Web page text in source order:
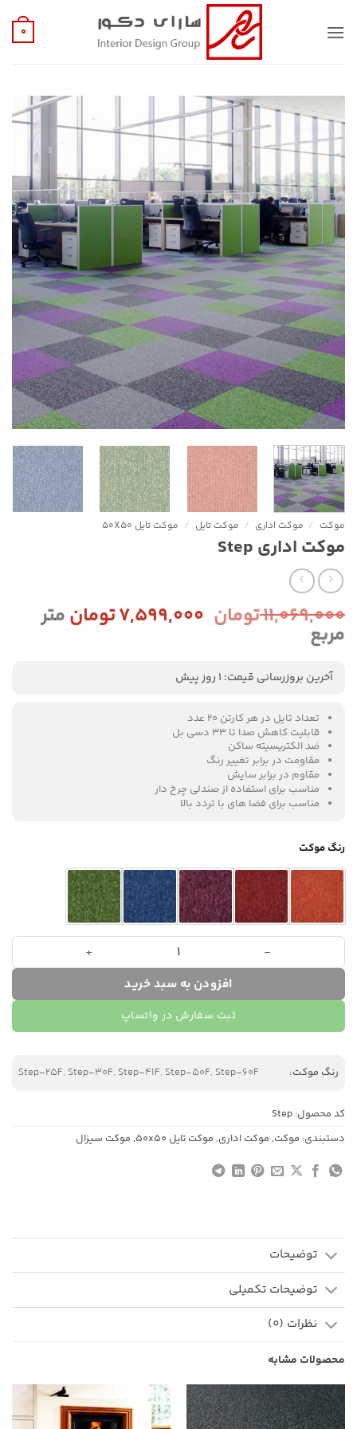
0
موکت / موکت اداری / موکت تایل / موکت تایل 50X50
موکت اداری Step
۱۱,۰۶۹,۰۰۰تومان قیمت
بود.
۷,۵۹۹,۰۰۰تومانقیمت
فعلی:
متر
مربع
آخرین بروزرسانی قیمت: 1 روز پیش
تعداد تایل در هر کارتن
قابلیت کاهش صدا تا 33 دسی بل
ضد الکتریسیته ساکن
مقاومت در برابر تغییر رنگ
مقاوم در برابر سایش
مناسب برای استفاده از صندلی چرخ دار
مناسب برای فضا های با تردد بالا
رنگ موکت
موکت اداری Step عدد
افزودن به سبد خرید
ثبت سفارش در واتساپ
رنگ موکت: Step-25F, Step-30F, Step-41F, Step-50F, Step-60F
کد محصول: Step
دستبندی: موکت, موکت اداری, موکت تایل 50x50 , موکت سیزال
توضیحات
توضیحات تکمیلی
نظرات (0)
محصولات مشابه